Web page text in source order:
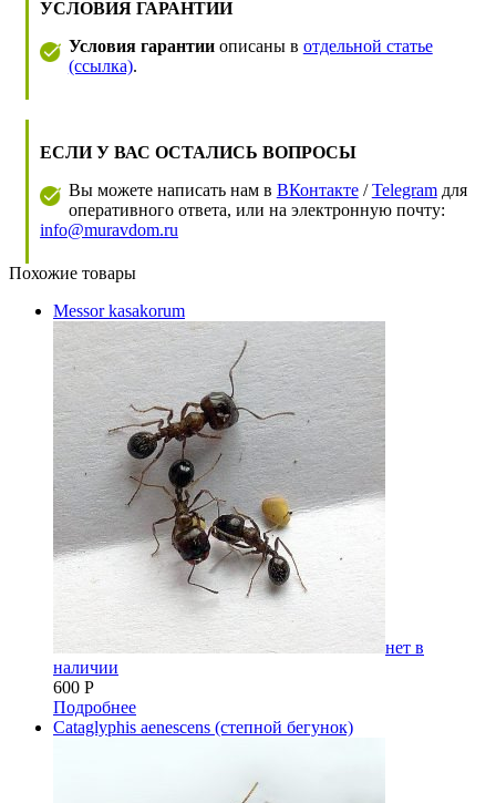
УСЛОВИЯ ГАРАНТИИ
Условия гарантииописаны в отдельной статье
(ссылка).
ЕСЛИ У ВАС ОСТАЛИСЬ ВОПРОСЫ
Вы можете написать нам в ВКонтакте/Telegramдля
оперативного ответа, или на электронную почту:
info@muravdom.ru
Похожие товары
Messor kasakorum
нет в
наличии
600 Р
Подробнее
Cataglyphis aenescens (степной бегунок)